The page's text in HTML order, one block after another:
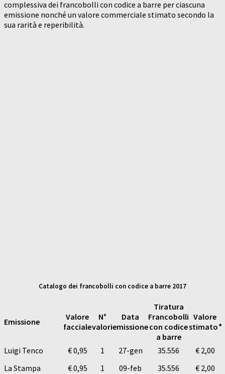
complessiva dei francobolli con codice a barre per ciascuna
emissione nonché un valore commerciale stimato secondo la
sua rarità e reperibilità.
Catalogo dei francobolli con codice a barre 2017
Emissione
Valore
facciale
N°
valori
Data
emissione
Tiratura
Francobolli
con codice
a barre
Valore
stimato*
Luigi Tenco € 0,95 1 27-gen 35.556
€ 2,00
La Stampa
€ 0,95 1 09-feb 35.556
€ 2,00